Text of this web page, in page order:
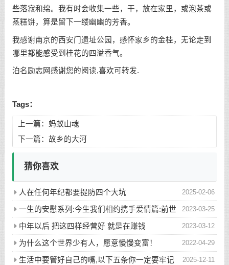
些落寂和绵。我有时会收集一些，干，放在家里，或泡茶或
蒸糕饼，算是留下一缕幽幽的芳香。
我感谢南京的西安门遗址公园，感怀家乡的金桂，无论走到
哪里都能感受到桂花的四溢香气。
泊名励志网感谢您的阅读,喜欢可转发.
Tags：
上一篇： 蚂蚁山魂
下一篇： 故乡的大河
猜你喜欢
2025-02-06
人在任何年纪都要提防四个大坑
2023-03-25
一生的安慰系列:今生我们相约携手爱情篇:前世
五百次的回眸才换来今生的相遇
2023-03-12
中年以后 把这四样经营好 就是在赚钱
2022-04-29
为什么这个世界少有人，愿意慢慢变富！
2025-12-11
生活中要管好自己的嘴,以下五条你一定要牢记